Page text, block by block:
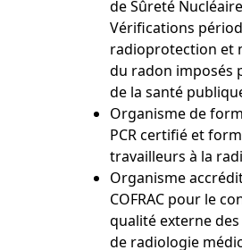
de Sûreté
Vérifications
radioprotection et
du radon imposés
de la santé
Organisme de
PCR certifié et
travailleurs à la
Organisme
COFRAC pour le
qualité externe
de radiologie